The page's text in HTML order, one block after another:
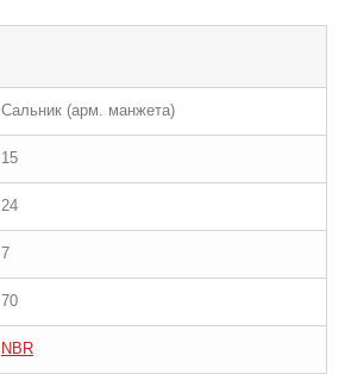
Сальник (арм. манжета)
15
24
7
70
NBR